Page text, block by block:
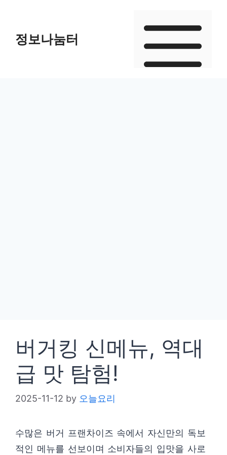
content정보나눔터
버거킹 신메뉴, 역대
급 맛 탐험!
2025-11-12 by 오늘요리
수많은 버거 프랜차이즈 속에서 자신만의 독보
적인 메뉴를 선보이며 소비자들의 입맛을 사로